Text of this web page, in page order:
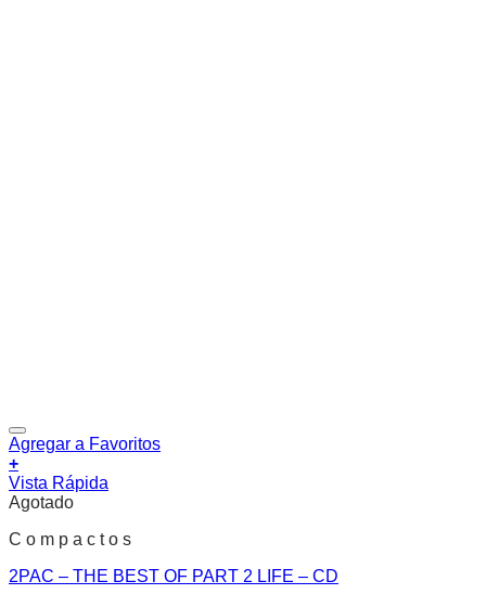
Agregar a Favoritos
+
Vista Rápida
Agotado
C o m p a c t o s
2PAC – THE BEST OF PART 2 LIFE – CD